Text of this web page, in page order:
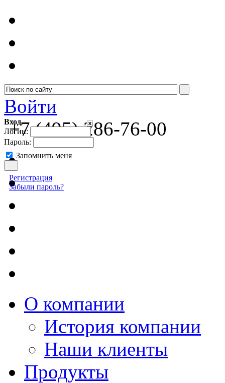
Войти
Вход
Логин:
Пароль:
Запомнить меня
Регистрация
Забыли пароль?
+7 (495) 286-76-00
О компании
История компании
Наши клиенты
Продукты